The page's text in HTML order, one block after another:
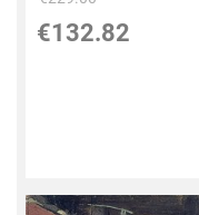
€132.82